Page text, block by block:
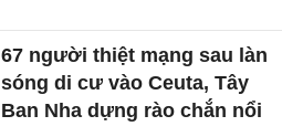
67 người thiệt mạng sau làn
sóng di cư vào Ceuta, Tây
Ban Nha dựng rào chắn nổi